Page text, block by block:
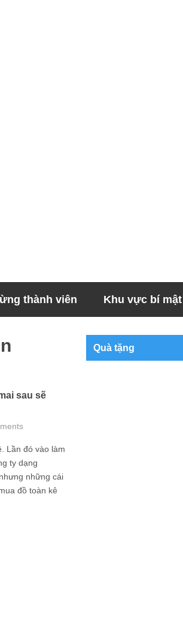
thành viên Khu vực bí
sau sẽ
Lần đó vào làm
ty dạng
những cái
đồ toàn kê
Quà tặng